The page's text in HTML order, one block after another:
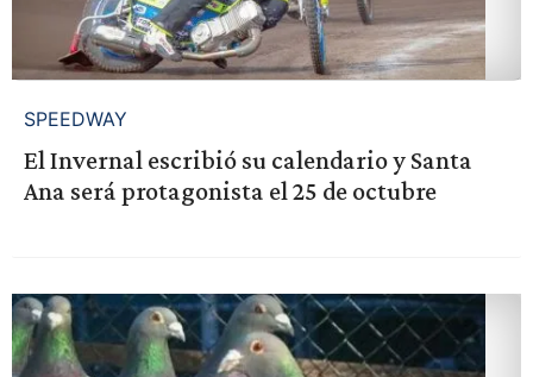
SPEEDWAY
El Invernal escribió su calendario y Santa
Ana será protagonista el 25 de octubre